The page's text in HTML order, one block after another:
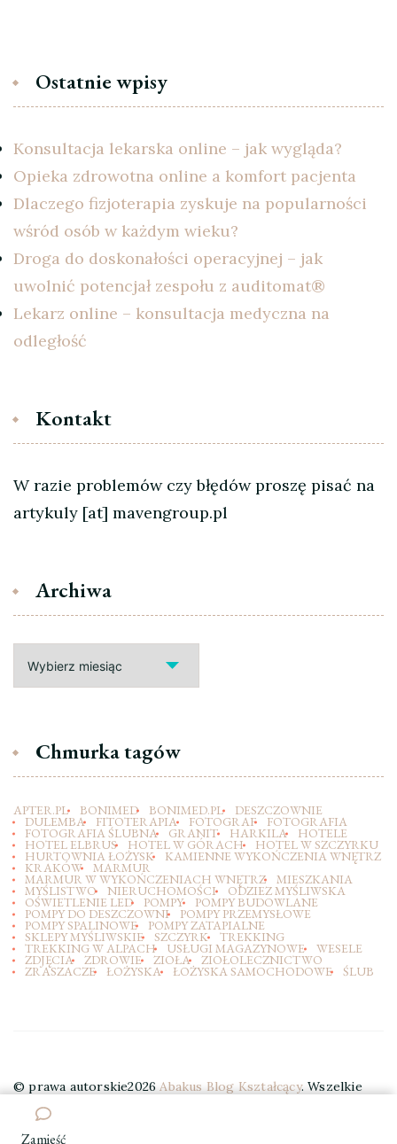
Zamieść
Ostatnie wpisy
Konsultacja lekarska online – jak wygląda?
Opieka zdrowotna online a komfort pacjenta
Dlaczego fizjoterapia zyskuje na popularności
wśród osób w każdym wieku?
Droga do doskonałości operacyjnej – jak
uwolnić potencjał zespołu z auditomat®
Lekarz online – konsultacja medyczna na
odległość
Kontakt
W razie problemów czy błędów proszę pisać na
artykuly [at] mavengroup.pl
Archiwa
Chmurka tagów
APTER.PL BONIMED BONIMED.PL DESZCZOWNIE
DULEMBA FITOTERAPIA FOTOGRAF FOTOGRAFIA
FOTOGRAFIA ŚLUBNA GRANIT HARKILA HOTELE
HOTEL ELBRUS HOTEL W GÓRACH HOTEL W SZCZYRKU
HURTOWNIA ŁOŻYSK KAMIENNE WYKOŃCZENIA WNĘTRZ
KRAKÓW MARMUR
MARMUR W WYKOŃCZENIACH WNĘTRZ MIESZKANIA
MYŚLISTWO NIERUCHOMOŚCI ODZIEZ MYŚLIWSKA
OŚWIETLENIE LED POMPY POMPY BUDOWLANE
POMPY DO DESZCZOWNI POMPY PRZEMYSŁOWE
POMPY SPALINOWE POMPY ZATAPIALNE
SKLEPY MYŚLIWSKIE SZCZYRK TREKKING
TREKKING W ALPACH USŁUGI MAGAZYNOWE WESELE
ZDJĘCIA ZDROWIE ZIOŁA ZIOŁOLECZNICTWO
ZRASZACZE ŁOŻYSKA ŁOŻYSKA SAMOCHODOWE ŚLUB
© prawa autorskie2026Abakus Blog Kształcący. Wszelkie
prawa zastrzeżone.
Blossom Themes